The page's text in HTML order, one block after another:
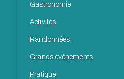
Gastronomie
Activités
Randonnées
Grands évènements
Pratique